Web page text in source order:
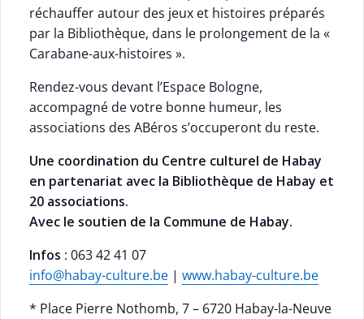
réchauffer autour des jeux et histoires préparés
par la Bibliothèque, dans le prolongement de la «
Carabane-aux-histoires ».
Rendez-vous devant l’Espace Bologne,
accompagné de votre bonne humeur, les
associations des ABéros s’occuperont du reste.
Une coordination du Centre culturel de Habay
en partenariat avec la Bibliothèque de Habay et
20 associations.
Avec le soutien de la Commune de Habay.
Infos : 063 42 41 07
info@habay-culture.be | www.habay-culture.be
* Place Pierre Nothomb, 7 – 6720 Habay-la-Neuve